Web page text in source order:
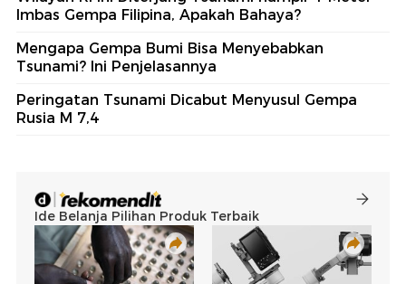
Imbas Gempa Filipina, Apakah Bahaya?
Mengapa Gempa Bumi Bisa Menyebabkan
Tsunami? Ini Penjelasannya
Peringatan Tsunami Dicabut Menyusul Gempa
Rusia M 7,4